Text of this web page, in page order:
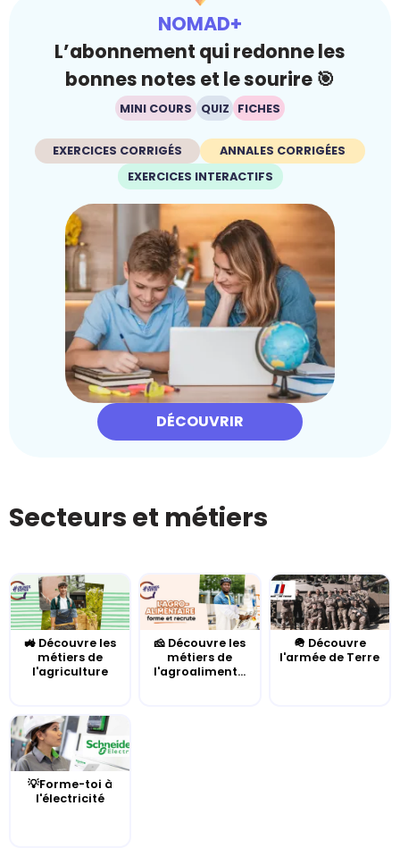
NOMAD+
L’abonnement qui redonne les
bonnes notes et le sourire 🎯
MINI COURS QUIZ FICHES
EXERCICES CORRIGÉS
ANNALES CORRIGÉES
EXERCICES INTERACTIFS
DÉCOUVRIR
Secteurs et métiers
🚜 Découvre les
métiers de
l'agriculture
🧀 Découvre les
métiers de
l'agroaliment...
🪖 Découvre
l'armée de Terre
💡Forme-toi à
l'électricité